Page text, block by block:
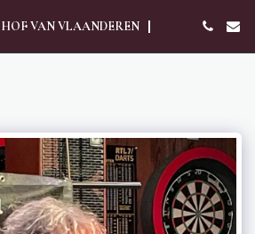
VAN VLAANDEREN